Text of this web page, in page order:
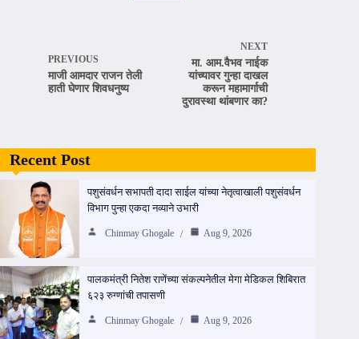
PREVIOUS
माजी आमदार राजन तेली
हाती घेणार शिवधनुष्य
NEXT
मा. आम.वैभव नाईक
यांच्यावर गुन्हा दाखल
करून महामार्गाची
दुरावस्था थांबणार का?
Recent Post
पशुसंवर्धन सभापती दादा साईल यांच्या नेतृत्वाखाली पशुसंवर्धन
विभाग पुन्हा एकदा नव्याने उभारी
Chinmay Ghogale Aug 9, 2026
पालकमंत्री नितेश राणेंच्या संकल्पनेतील मेगा मेडिकल शिबिरात
६२३ रुग्णांची तपासणी
Chinmay Ghogale Aug 9, 2026